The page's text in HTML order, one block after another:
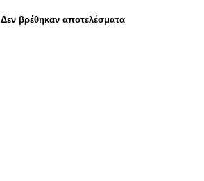
Δεν βρέθηκαν αποτελέσματα